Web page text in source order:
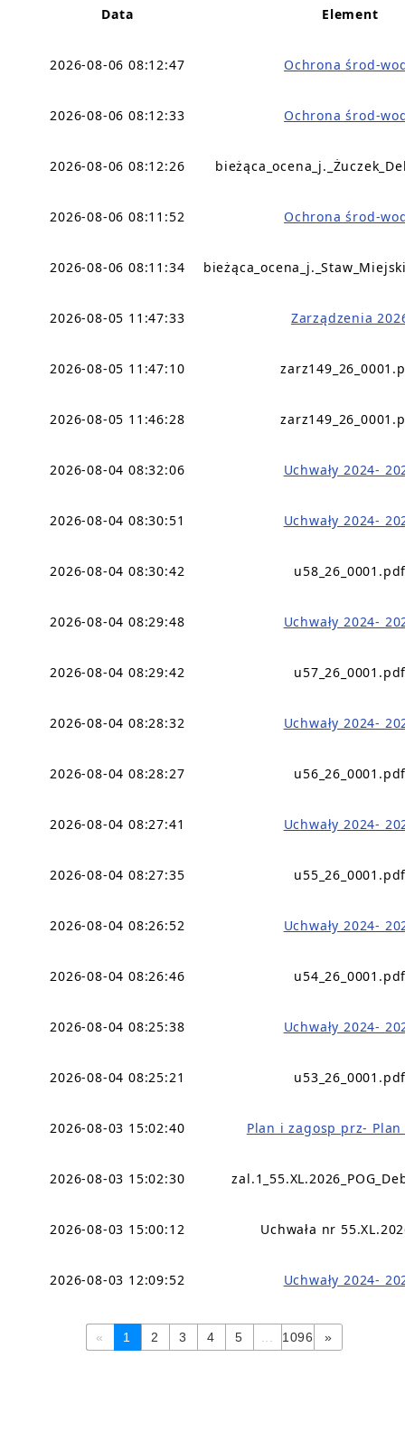
Data Element
2026-08-06 08:12:47 Ochrona środ-
2026-08-06 08:12:33 Ochrona środ-
2026-08-06 08:12:26
2026-08-06 08:11:52 Ochrona środ-
2026-08-06 08:11:34
2026-08-05 11:47:33 Zarządzenia
2026-08-05 11:47:10
2026-08-05 11:46:28
2026-08-04 08:32:06 Uchwały 2024-
2026-08-04 08:30:51 Uchwały 2024-
2026-08-04 08:30:42
2026-08-04 08:29:48 Uchwały 2024-
2026-08-04 08:29:42
2026-08-04 08:28:32 Uchwały 2024-
2026-08-04 08:28:27
2026-08-04 08:27:41 Uchwały 2024-
2026-08-04 08:27:35
2026-08-04 08:26:52 Uchwały 2024-
2026-08-04 08:26:46
2026-08-04 08:25:38 Uchwały 2024-
2026-08-04 08:25:21
2026-08-03 15:02:40 Plan i zagosp prz-
2026-08-03 15:02:30
2026-08-03 15:00:12 Uchwała nr
2026-08-03 12:09:52 Uchwały 2024-
« 1 2 3 4 5 1096 »